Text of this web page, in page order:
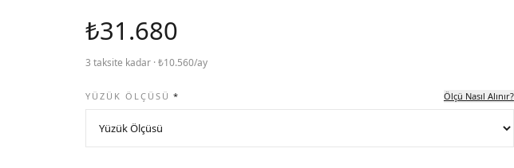
₺31.680
3 taksite kadar · ₺10.560/ay
YÜZÜK ÖLÇÜSÜ * Ölçü Nasıl Alınır?